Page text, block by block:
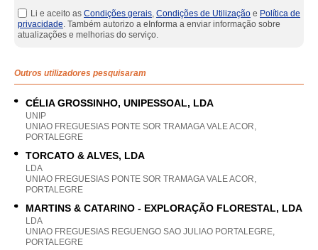
Li e aceito as Condições gerais, Condições de Utilização e Política de
privacidade. Também autorizo a eInforma a enviar informação sobre
atualizações e melhorias do serviço.
Outros utilizadores pesquisaram
CÉLIA GROSSINHO, UNIPESSOAL, LDA
UNIP
UNIAO FREGUESIAS PONTE SOR TRAMAGA VALE ACOR,
PORTALEGRE
TORCATO & ALVES, LDA
LDA
UNIAO FREGUESIAS PONTE SOR TRAMAGA VALE ACOR,
PORTALEGRE
MARTINS & CATARINO - EXPLORAÇÃO FLORESTAL, LDA
LDA
UNIAO FREGUESIAS REGUENGO SAO JULIAO PORTALEGRE,
PORTALEGRE